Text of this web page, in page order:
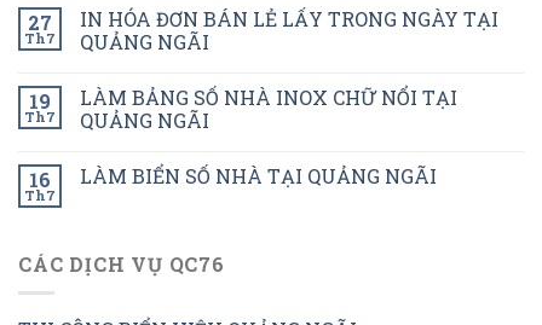
27
Th7
IN HÓA ĐƠN BÁN LẺ LẤY TRONG NGÀY TẠI
QUẢNG NGÃI
19
Th7
LÀM BẢNG SỐ NHÀ INOX CHỮ NỔI TẠI
QUẢNG NGÃI
16
Th7
LÀM BIỂN SỐ NHÀ TẠI QUẢNG NGÃI
CÁC DỊCH VỤ QC76